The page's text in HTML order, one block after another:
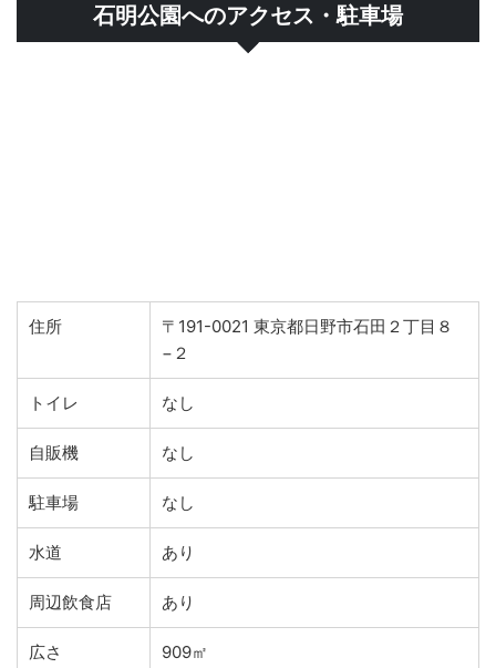
石明公園へのアクセス・駐車場
住所
〒191-0021 東京都日野市石田２丁目８
−２
トイレ なし
自販機 なし
駐車場 なし
水道 あり
周辺飲食店 あり
広さ 909㎡